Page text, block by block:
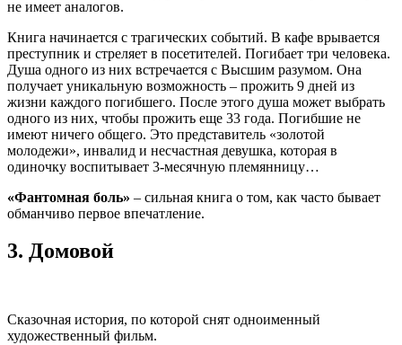
не имеет аналогов.
Книга начинается с трагических событий. В кафе врывается
преступник и стреляет в посетителей. Погибает три человека.
Душа одного из них встречается с Высшим разумом. Она
получает уникальную возможность – прожить 9 дней из
жизни каждого погибшего. После этого душа может выбрать
одного из них, чтобы прожить еще 33 года. Погибшие не
имеют ничего общего. Это представитель «золотой
молодежи», инвалид и несчастная девушка, которая в
одиночку воспитывает 3-месячную племянницу…
«Фантомная боль» – сильная книга о том, как часто бывает
обманчиво первое впечатление.
3. Домовой
Сказочная история, по которой снят одноименный
художественный фильм.